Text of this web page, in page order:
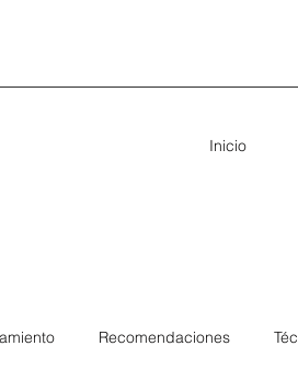
Inicio
Recomendaciones